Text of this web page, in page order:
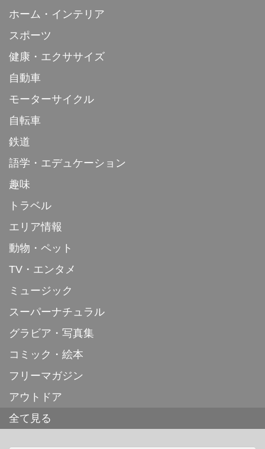
ホーム・インテリア
スポーツ
健康・エクササイズ
自動車
モーターサイクル
自転車
鉄道
語学・エデュケーション
趣味
トラベル
エリア情報
動物・ペット
TV・エンタメ
ミュージック
スーパーナチュラル
グラビア・写真集
コミック・絵本
フリーマガジン
アウトドア
全て見る